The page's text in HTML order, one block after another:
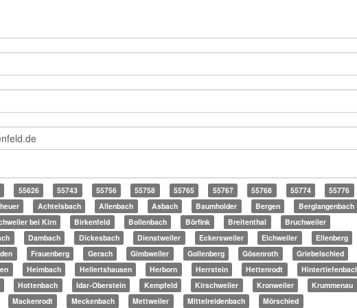
55626 55743 55756 55758 55765 55767 55768 55774
55776
Achtelsbach Allenbach Asbach Baumholder Bergen
Berglangenbach
bei Kirn Birkenfeld Bollenbach Börfink Breitenthal
Bruchweiler
Dambach Dickesbach Dienstweiler Eckersweiler Elchweiler
Ellenberg
Frauenberg Gerach Gimbweiler Gollenberg Gösenroth
Griebelschied
Heimbach Hellertshausen Herborn Herrstein Hettenrodt
Hottenbach Idar-Oberstein Kempfeld Kirschweiler Kronweiler
Krummenau
Mackenrodt Meckenbach Mettweiler Mittelreidenbach Mörschied